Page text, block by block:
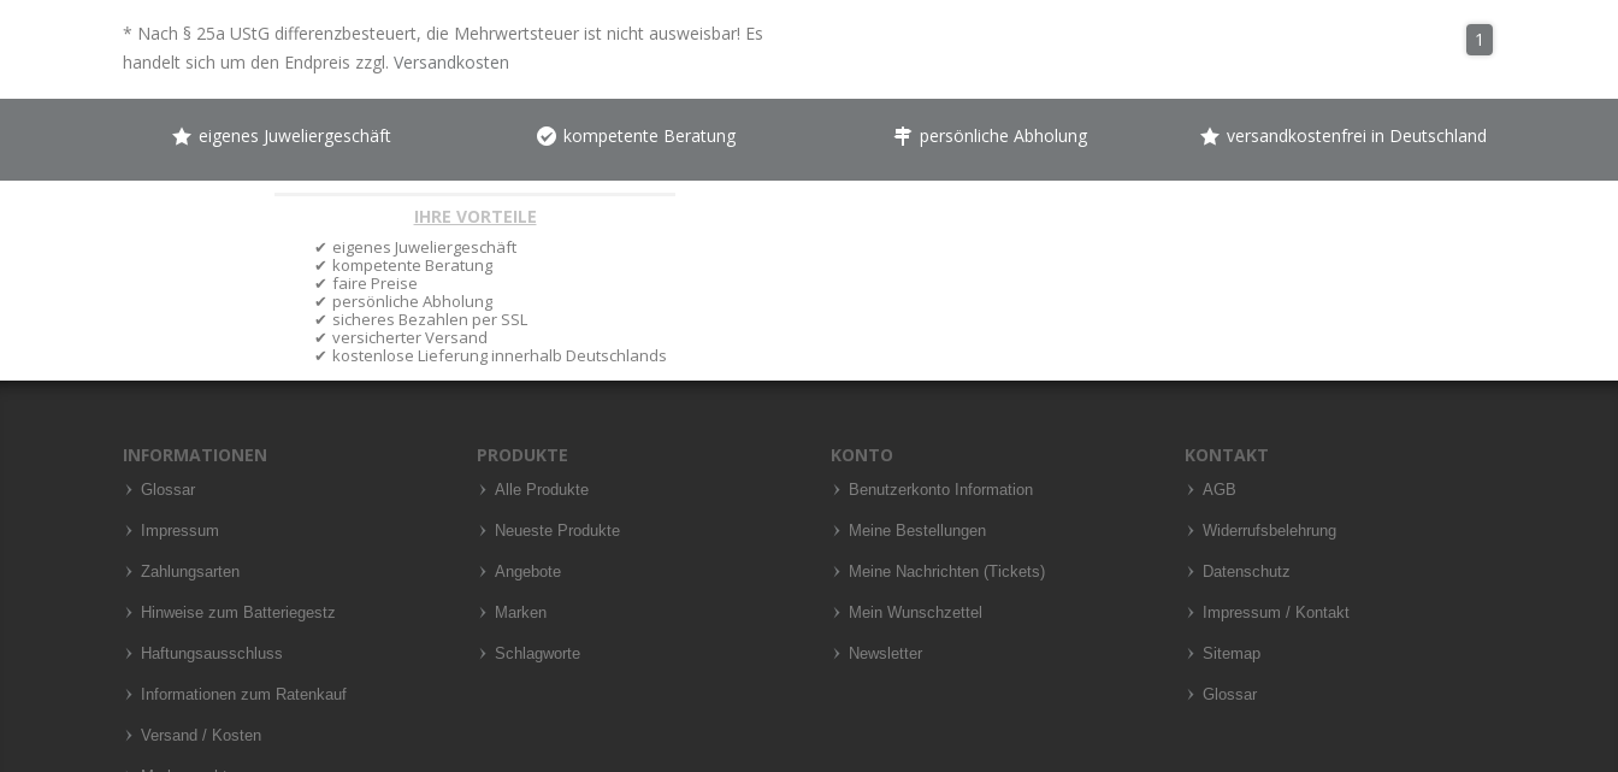
* Nach § 25a UStG differenzbesteuert, die Mehrwertsteuer ist nicht ausweisbar! Es
handelt sich um den Endpreis zzgl. Versandkosten
1
eigenes Juweliergeschäft kompetente Beratung persönliche Abholung versandkostenfrei in Deutschland
IHRE VORTEILE
eigenes Juweliergeschäft
kompetente Beratung
faire Preise
persönliche Abholung
sicheres Bezahlen per SSL
versicherter Versand
kostenlose Lieferung innerhalb Deutschlands
INFORMATIONEN
Glossar
Impressum
Zahlungsarten
Hinweise zum Batteriegestz
Haftungsausschluss
Informationen zum Ratenkauf
Versand / Kosten
PRODUKTE
Alle Produkte
Neueste Produkte
Angebote
Marken
Schlagworte
KONTO
Benutzerkonto Information
Meine Bestellungen
Meine Nachrichten (Tickets)
Mein Wunschzettel
Newsletter
KONTAKT
AGB
Widerrufsbelehrung
Datenschutz
Impressum / Kontakt
Sitemap
Glossar